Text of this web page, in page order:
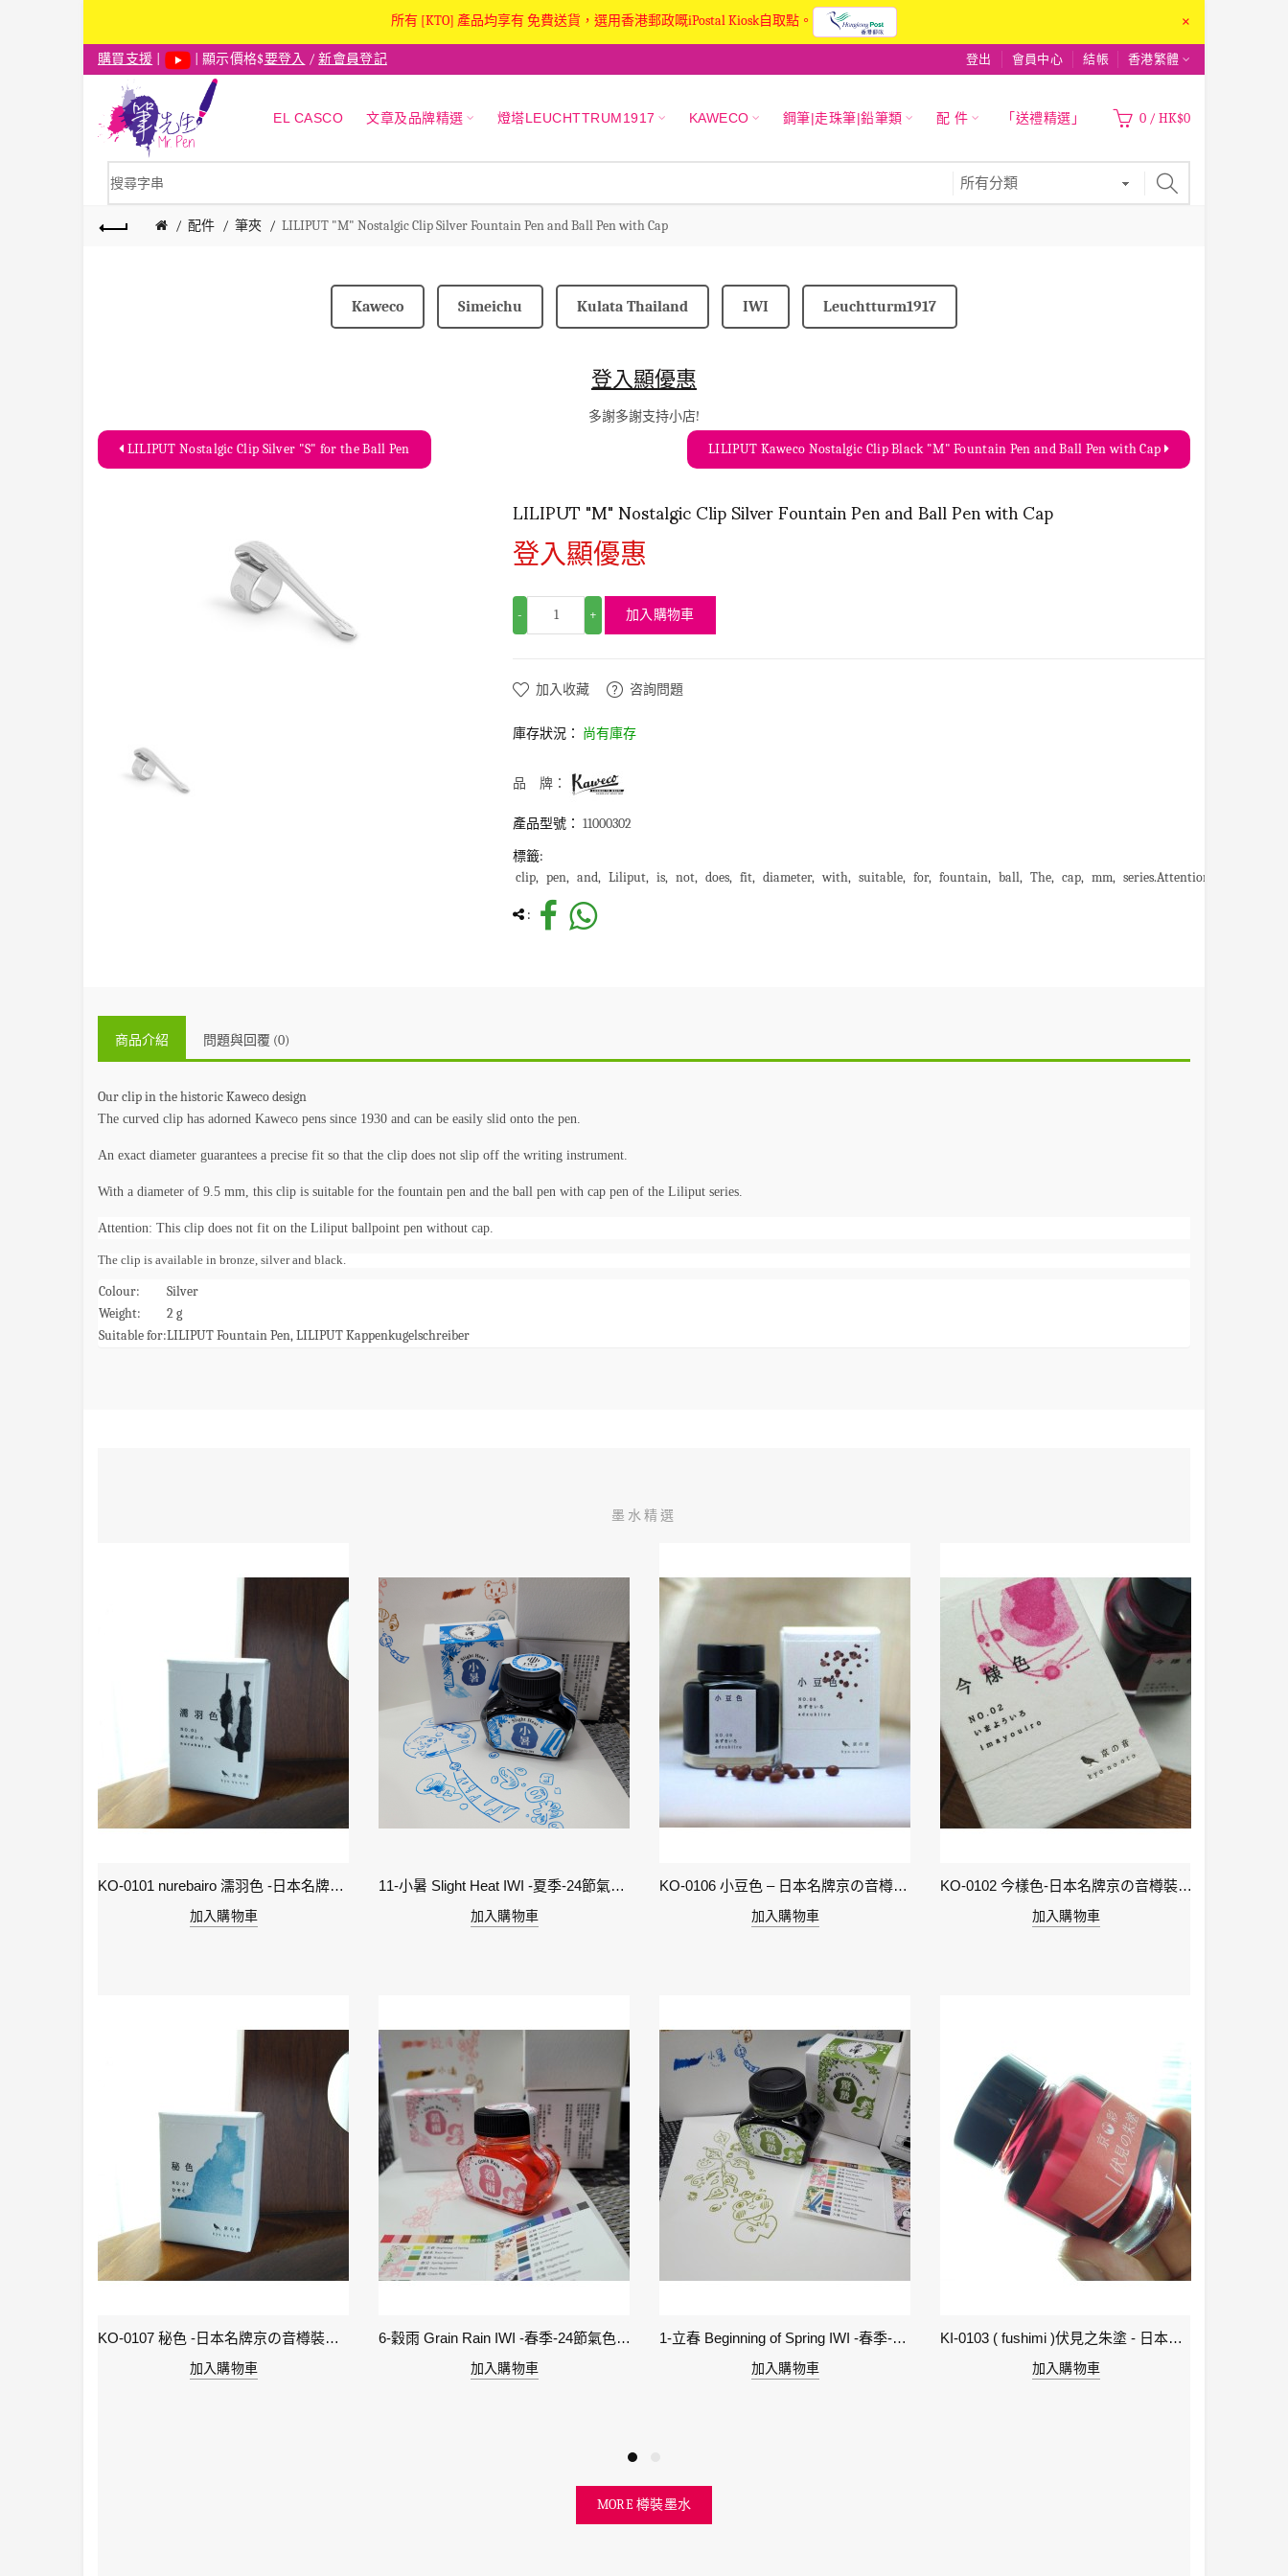
所有 [KTO] 產品均享有 免費送貨，選用香港郵政嘅iPostal Kiosk自取點。 ×
購買支援 | 顯示價格$要登入 /新會員登記 登出 會員中心 結帳 香港繁體
EL CASCO 文章及品牌精選 燈塔LEUCHTTRUM1917 KAWECO 鋼筆|走珠筆|鉛筆類 配 件 「送禮精選」 0 / HK$0
配件 筆夾 LILIPUT "M" Nostalgic Clip Silver Fountain Pen and Ball Pen with Cap
Kaweco Simeichu Kulata Thailand IWI Leuchtturm1917
登入顯優惠
多謝多謝支持小店!
LILIPUT Nostalgic Clip Silver "S" for the Ball Pen
LILIPUT Kaweco Nostalgic Clip Black "M" Fountain Pen and Ball Pen with Cap
LILIPUT "M" Nostalgic Clip Silver Fountain Pen and Ball Pen with Cap
登入顯優惠
- + 加入購物車
加入收藏 咨詢問題
庫存狀況： 尚有庫存
品 牌：
產品型號： 11000302
標籤:
clip
pen and Liliput is not does fit diameter with suitable for fountain ball The cap mm series.Attention:
:
商品介紹 問題與回覆 (0)
Our clip in the historic Kaweco design
The curved clip has adorned Kaweco pens since 1930 and can be easily slid onto the pen.
An exact diameter guarantees a precise fit so that the clip does not slip off the writing instrument.
With a diameter of 9.5 mm, this clip is suitable for the fountain pen and the ball pen with cap pen of the Liliput series.
Attention: This clip does not fit on the Liliput ballpoint pen without cap.
The clip is available in bronze, silver and black.
Colour:
Silver
Weight:
2 g
Suitable for:LILIPUT Fountain Pen, LILIPUT Kappenkugelschreiber
墨水精選
KO-0101 nurebairo 濡羽色 -日本名牌京の音樽裝鋼筆墨水40ml 4573356130012
加入購物車
KO-0107 秘色 -日本名牌京の音樽裝鋼筆墨水 4573356130234 - 40ml
加入購物車
11-小暑 Slight Heat IWI -夏季-24節氣色澤鋼筆墨水
加入購物車
6-穀雨 Grain Rain IWI -春季-24節氣色澤鋼筆墨水
加入購物車
KO-0106 小豆色 – 日本名牌京の音樽裝鋼筆墨水40ml 4573356130159
加入購物車
1-立春 Beginning of Spring IWI -春季-24節氣色澤鋼筆墨水
加入購物車
KO-0102 今樣色-日本名牌京の音樽裝鋼筆墨水40ml 4573356130029
加入購物車
KI-0103 ( fushimi )伏見之朱塗 - 日本名牌京彩樽裝鋼筆墨水40ml
加入購物車
MORE 樽裝墨水